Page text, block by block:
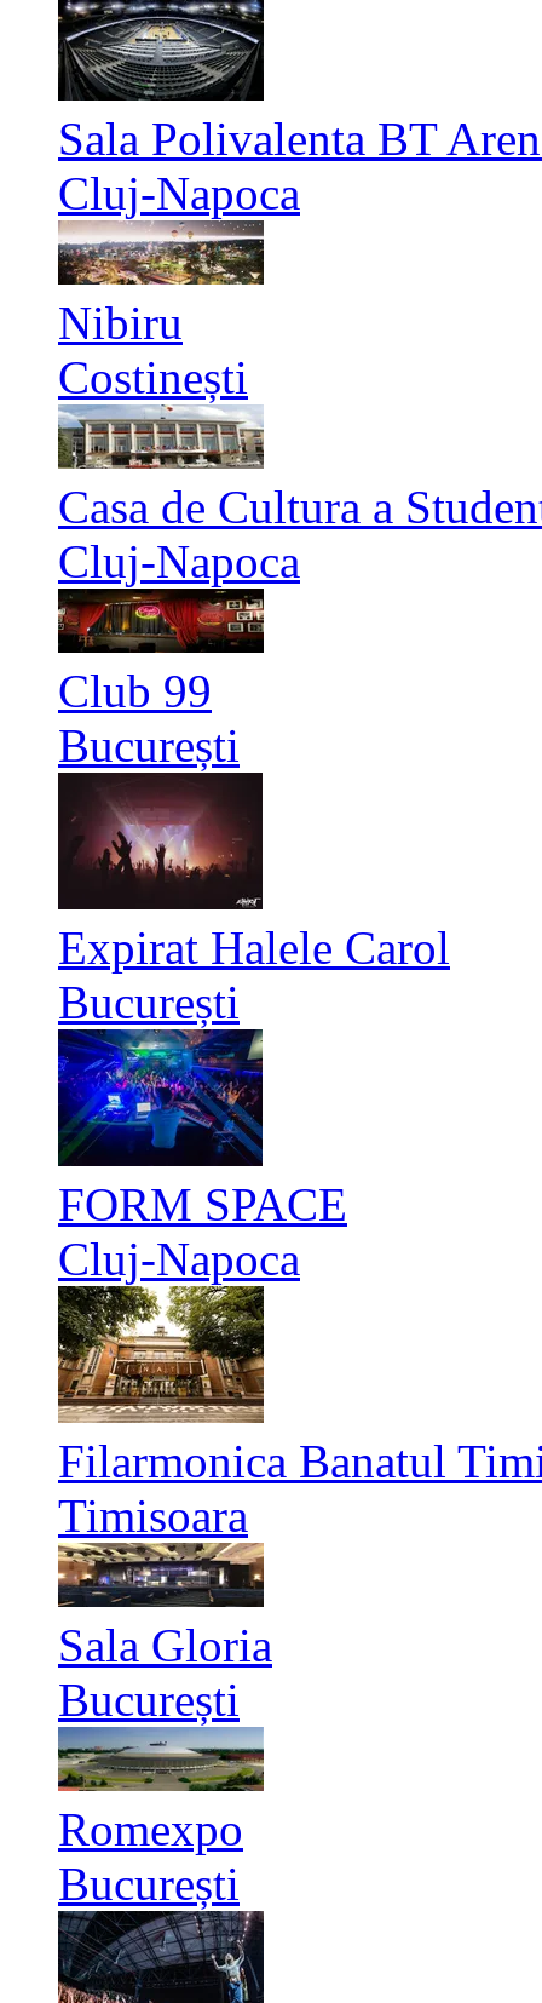
Sala Polivalenta BT
Cluj-Napoca
Nibiru
Costinești
Casa de Cultura a
Cluj-Napoca
Club 99
București
Expirat Halele Carol
București
FORM SPACE
Cluj-Napoca
Filarmonica Banatul
Timisoara
Sala Gloria
București
Romexpo
București